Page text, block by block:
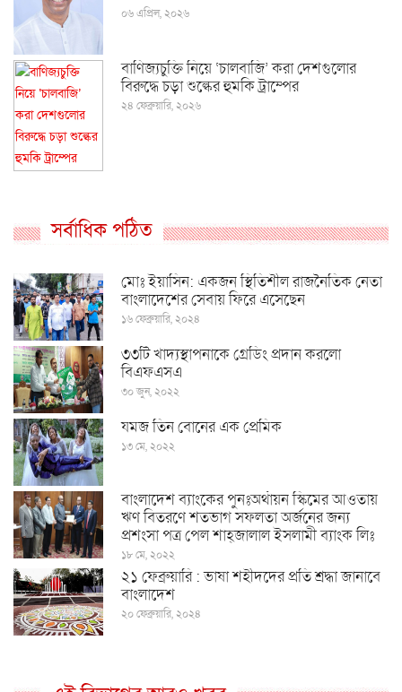
০৬ এপ্রিল, ২০২৬
বাণিজ্যচুক্তি নিয়ে ‘চালবাজি’ করা দেশগুলোর
বিরুদ্ধে চড়া শুল্কের হুমকি ট্রাম্পের
২৪ ফেব্রুয়ারি, ২০২৬
সর্বাধিক পঠিত
মোঃ ইয়াসিন: একজন স্থিতিশীল রাজনৈতিক নেতা
বাংলাদেশের সেবায় ফিরে এসেছেন
১৬ ফেব্রুয়ারি, ২০২৪
৩৩টি খাদ্যস্থাপনাকে গ্রেডিং প্রদান করলো
বিএফএসএ
৩০ জুন, ২০২২
যমজ তিন বোনের এক প্রেমিক
১৩ মে, ২০২২
বাংলাদেশ ব্যাংকের পুনঃঅর্থায়ন স্কিমের আওতায়
ঋণ বিতরণে শতভাগ সফলতা অর্জনের জন্য
প্রশংসা পত্র পেল শাহ্জালাল ইসলামী ব্যাংক লিঃ
১৮ মে, ২০২২
২১ ফেব্রুয়ারি : ভাষা শহীদদের প্রতি শ্রদ্ধা জানাবে
বাংলাদেশ
২০ ফেব্রুয়ারি, ২০২৪